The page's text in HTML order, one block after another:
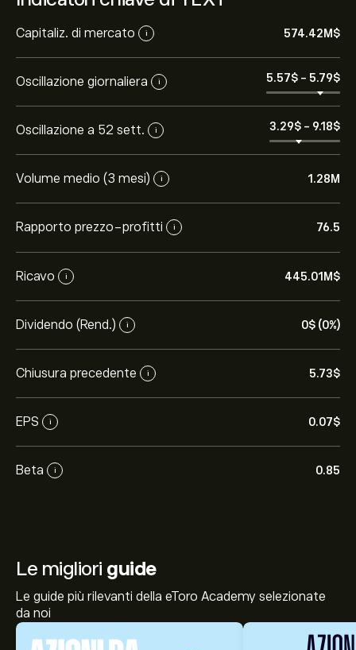
Capitaliz. di mercato i 574.42M‎$‎
Oscillazione giornaliera i 5.57‎$‎ - 5.79‎$‎
Oscillazione a 52 sett. i 3.29‎$‎ - 9.18‎$‎
Volume medio (3 mesi) i 1.28M
Rapporto prezzo-profitti i 76.5
Ricavo i 445.01M‎$‎
Dividendo (Rend.) i 0‎$‎ (0%)
Chiusura precedente i 5.73‎$‎
EPS i 0.07‎$‎
Beta i 0.85
Le migliori guide
Le guide più rilevanti della eToro Academy selezionate
da noi